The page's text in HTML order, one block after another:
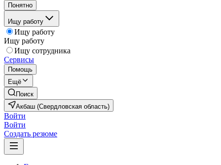
Понятно
Ищу работу
Ищу работу
Ищу работу
Ищу сотрудника
Сервисы
Помощь
Ещё
Поиск
Акбаш (Свердловская область)
Войти
Войти
Создать резюме